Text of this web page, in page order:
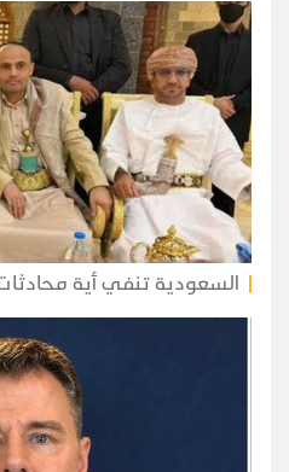
السعودية تنفي أية